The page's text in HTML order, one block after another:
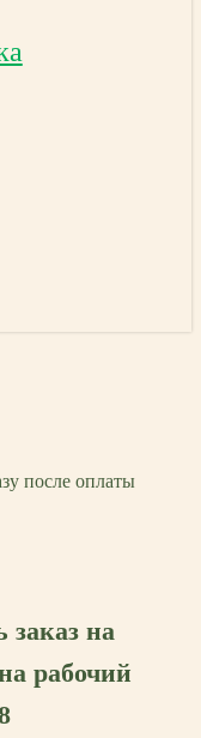
после оплаты
заказ на
рабочий